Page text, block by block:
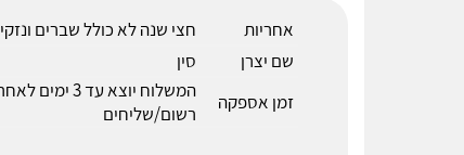
אחריות
חצי שנה לא כולל שברים
שם יצרן
סין
זמן אספקה
המשלוח יוצא עד
רשום/שליחים